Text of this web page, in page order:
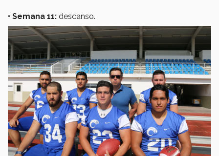
• Semana 11: descanso.